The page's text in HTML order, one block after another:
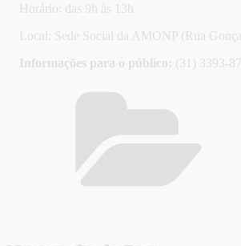
Horário: das 9h às 13h
Local: Sede Social da AMONP (Rua
Informações para o público: (31) 3393-